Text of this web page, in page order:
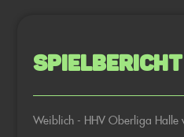
Spielbericht
Weiblich - HHV Oberliga